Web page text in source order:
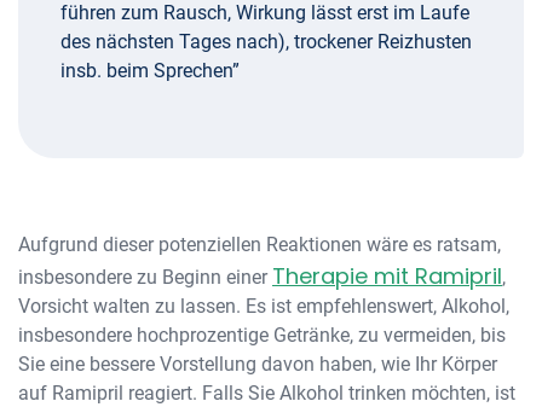
führen zum Rausch, Wirkung lässt erst im Laufe
des nächsten Tages nach), trockener Reizhusten
insb. beim Sprechen”
Aufgrund dieser potenziellen Reaktionen wäre es ratsam,
insbesondere zu Beginn einer Therapie mit Ramipril,
Vorsicht walten zu lassen. Es ist empfehlenswert, Alkohol,
insbesondere hochprozentige Getränke, zu vermeiden, bis
Sie eine bessere Vorstellung davon haben, wie Ihr Körper
auf Ramipril reagiert. Falls Sie Alkohol trinken möchten, ist